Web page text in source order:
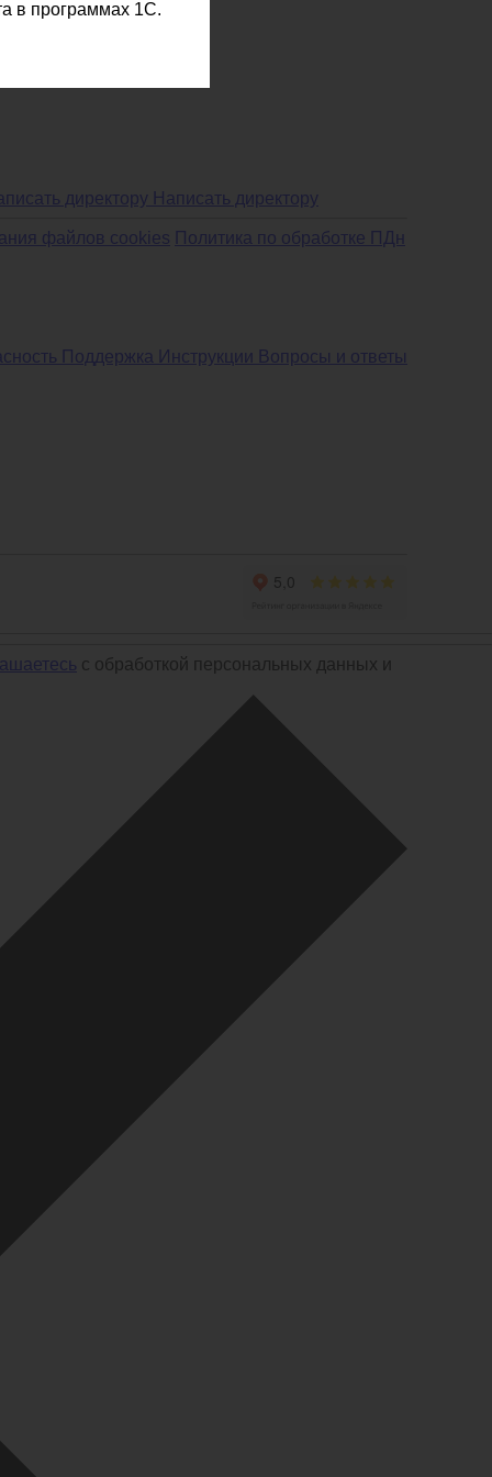
Написать директору
файлов cookies Политика по обработке ПДн
Поддержка Инструкции Вопросы и ответы
с обработкой персональных данных и
в программах 1С.